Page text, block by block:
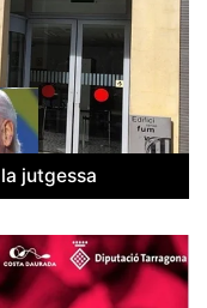
jutgessa